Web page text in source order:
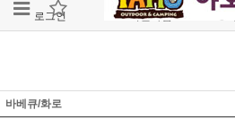
로그인 회원가입
바베큐/화로